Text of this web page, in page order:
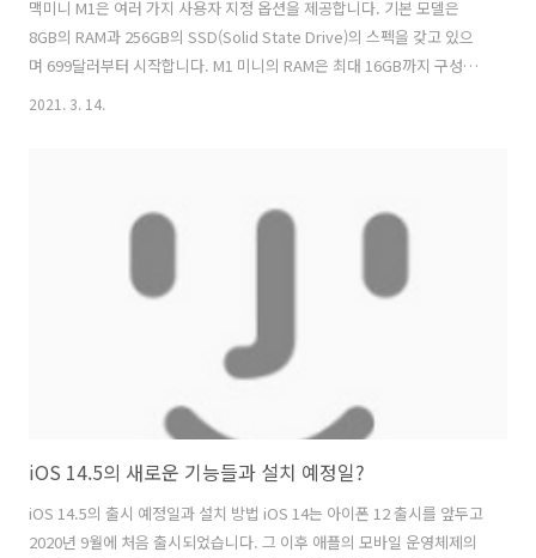
맥미니 M1은 여러 가지 사용자 지정 옵션을 제공합니다. 기본 모델은
8GB의 RAM과 256GB의 SSD(Solid State Drive)의 스펙을 갖고 있으
며 699달러부터 시작합니다. M1 미니의 RAM은 최대 16GB까지 구성할
수 있으며, 스토리지는 최대 2TB까지 구성할 수 있습니다. 데모 모델의
이더넷, 3.5mm 오디오 디스플레이 (크기, 해상도) : 3840x2160, 4K,
5K, 6K 장점 단점 초고속 M1 프로세서 (ARM)..
2021. 3. 14.
iOS 14.5의 새로운 기능들과 설치 예정일?
iOS 14.5의 출시 예정일과 설치 방법 iOS 14는 아이폰 12 출시를 앞두고
2020년 9월에 처음 출시되었습니다. 그 이후 애플의 모바일 운영체제의